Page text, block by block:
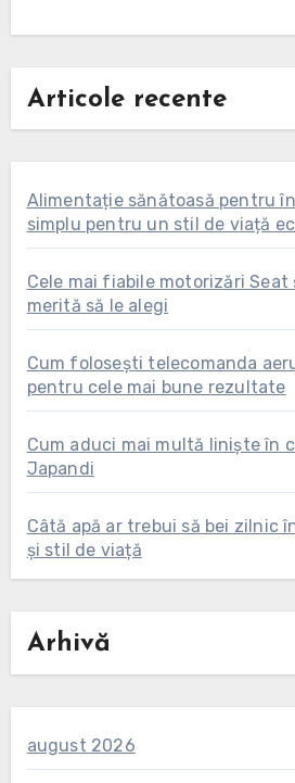
Articole recente
Alimentație sănătoasă pentru
simplu pentru un stil de viață
Cele mai fiabile motorizări Seat
merită să le alegi
Cum folosești telecomanda
pentru cele mai bune rezultate
Cum aduci mai multă liniște în
Japandi
Câtă apă ar trebui să bei zilnic
și stil de viață
Arhivă
august 2026